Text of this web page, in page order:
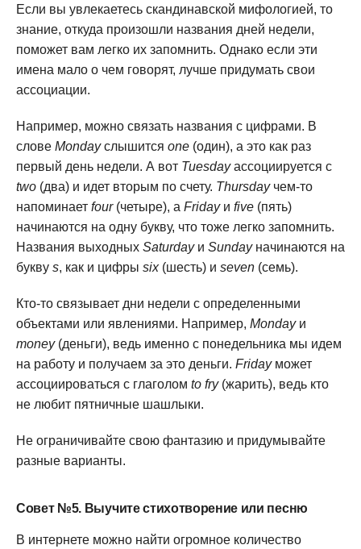
Если вы увлекаетесь скандинавской мифологией, то
знание, откуда произошли названия дней недели,
поможет вам легко их запомнить. Однако если эти
имена мало о чем говорят, лучше придумать свои
ассоциации.
Например, можно связать названия с цифрами. В
слове Mondayслышится one (один), а это как раз
первый день недели. А вот Tuesdayассоциируется с
two (два) и идет вторым по счету. Thursdayчем-то
напоминает four(четыре), а Fridayи five (пять)
начинаются на одну букву, что тоже легко запомнить.
Названия выходных Saturdayи Sundayначинаются на
букву s, как и цифры six(шесть) и seven (семь).
Кто-то связывает дни недели с определенными
объектами или явлениями. Например, Mondayи
money(деньги), ведь именно с понедельника мы идем
на работу и получаем за это деньги. Fridayможет
ассоциироваться с глаголом to fry(жарить), ведь кто
не любит пятничные шашлыки.
Не ограничивайте свою фантазию и придумывайте
разные варианты.
Совет №5. Выучите стихотворение или песню
В интернете можно найти огромное количество